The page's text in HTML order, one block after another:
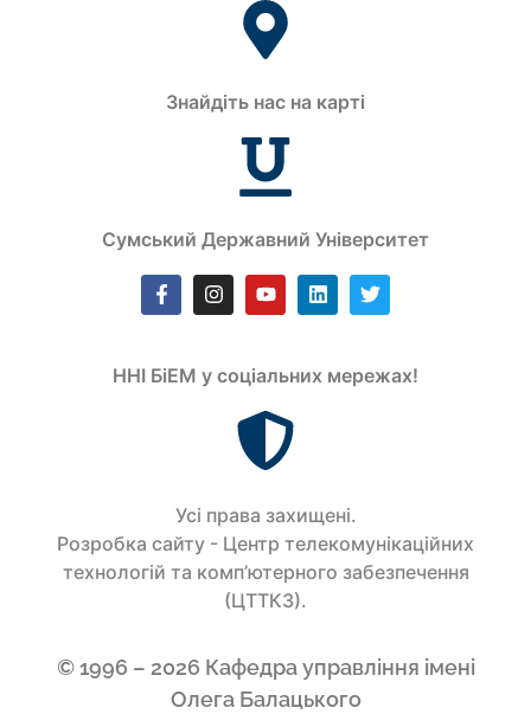
Знайдіть нас на карті
Сумський Державний Університет
ННІ БіЕМ у соціальних мережах!
Усi права захищенi.
Розробка сайту - Центр телекомунікаційних
технологій та комп’ютерного забезпечення
(ЦТТКЗ).
© 1996 – 2026 Кафедра управління імені
Олега Балацького